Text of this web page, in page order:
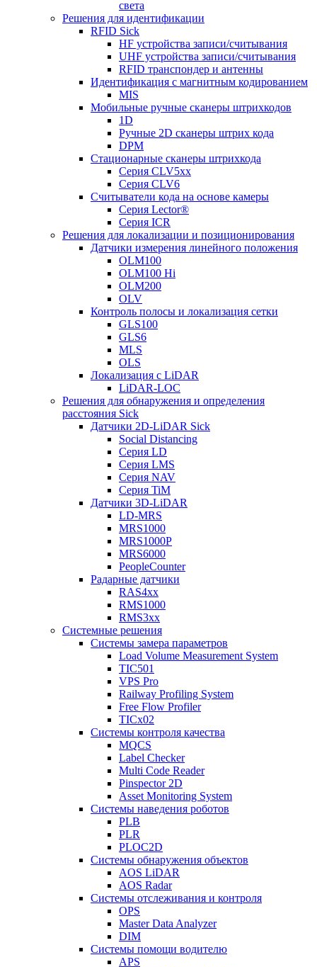
света
Решения для идентификации
RFID Sick
HF устройства записи/считывания
UHF устройства записи/считывания
RFID транспондер и антенны
Идентификация с магнитным кодированием
MIS
Мобильные ручные сканеры штрихкодов
1D
Ручные 2D сканеры штрих кода
DPM
Стационарные сканеры штрихкода
Серия CLV5xx
Серия CLV6
Считыватели кода на основе камеры
Серия Lector®
Серия ICR
Решения для локализации и позиционирования
Датчики измерения линейного положения
OLM100
OLM100 Hi
OLM200
OLV
Контроль полосы и локализация сетки
GLS100
GLS6
MLS
OLS
Локализация с LiDAR
LiDAR-LOC
Решения для обнаружения и определения
расстояния Sick
Датчики 2D-LiDAR Sick
Social Distancing
Серия LD
Серия LMS
Серия NAV
Серия TiM
Датчики 3D-LiDAR
LD-MRS
MRS1000
MRS1000P
MRS6000
PeopleCounter
Радарные датчики
RAS4xx
RMS1000
RMS3xx
Системные решения
Системы замера параметров
Load Volume Measurement System
TIC501
VPS Pro
Railway Profiling System
Free Flow Profiler
TICx02
Системы контроля качества
MQCS
Label Checker
Multi Code Reader
Pinspector 2D
Asset Monitoring System
Системы наведения роботов
PLB
PLR
PLOC2D
Системы обнаружения объектов
AOS LiDAR
AOS Radar
Системы отслеживания и контроля
OPS
Master Data Analyzer
DIM
Системы помощи водителю
APS